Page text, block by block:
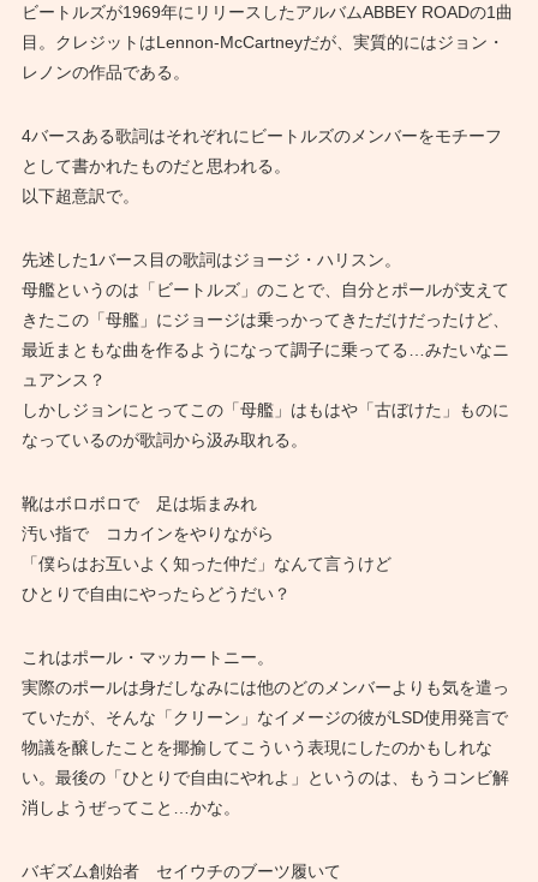
ビートルズが1969年にリリースしたアルバムABBEY ROADの1曲
目。クレジットはLennon-McCartneyだが、実質的にはジョン・
レノンの作品である。
4バースある歌詞はそれぞれにビートルズのメンバーをモチーフ
として書かれたものだと思われる。
以下超意訳で。
先述した1バース目の歌詞はジョージ・ハリスン。
母艦というのは「ビートルズ」のことで、自分とポールが支えて
きたこの「母艦」にジョージは乗っかってきただけだったけど、
最近まともな曲を作るようになって調子に乗ってる…みたいなニ
ュアンス？
しかしジョンにとってこの「母艦」はもはや「古ぼけた」ものに
なっているのが歌詞から汲み取れる。
靴はボロボロで 足は垢まみれ
汚い指で コカインをやりながら
「僕らはお互いよく知った仲だ」なんて言うけど
ひとりで自由にやったらどうだい？
これはポール・マッカートニー。
実際のポールは身だしなみには他のどのメンバーよりも気を遣っ
ていたが、そんな「クリーン」なイメージの彼がLSD使用発言で
物議を醸したことを揶揄してこういう表現にしたのかもしれな
い。最後の「ひとりで自由にやれよ」というのは、もうコンビ解
消しようぜってこと…かな。
バギズム創始者 セイウチのブーツ履いて